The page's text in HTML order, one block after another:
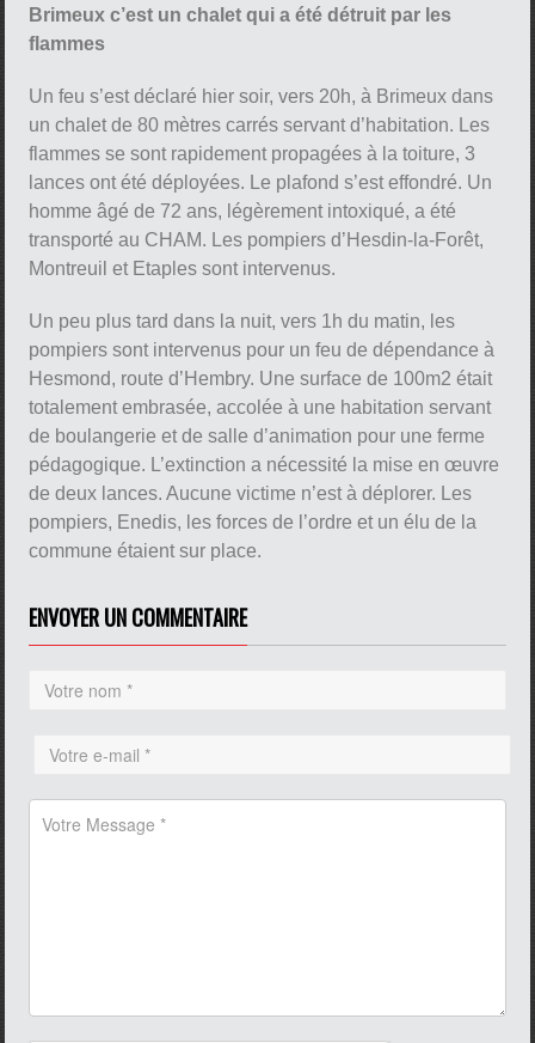
Brimeux c’est un chalet qui a été détruit par les
flammes
Un feu s’est déclaré hier soir, vers 20h, à Brimeux dans
un chalet de 80 mètres carrés servant d’habitation. Les
flammes se sont rapidement propagées à la toiture, 3
lances ont été déployées. Le plafond s’est effondré. Un
homme âgé de 72 ans, légèrement intoxiqué, a été
transporté au CHAM. Les pompiers d’Hesdin-la-Forêt,
Montreuil et Etaples sont intervenus.
Un peu plus tard dans la nuit, vers 1h du matin, les
pompiers sont intervenus pour un feu de dépendance à
Hesmond, route d’Hembry. Une surface de 100m2 était
totalement embrasée, accolée à une habitation servant
de boulangerie et de salle d’animation pour une ferme
pédagogique. L’extinction a nécessité la mise en œuvre
de deux lances. Aucune victime n’est à déplorer. Les
pompiers, Enedis, les forces de l’ordre et un élu de la
commune étaient sur place.
ENVOYER UN COMMENTAIRE